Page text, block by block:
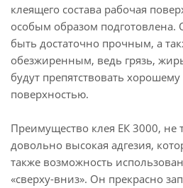
клеящего состава рабочая
особым образом
быть достаточно прочным, а
обезжиренным, ведь грязь,
будут препятствовать
поверхностью.
Преимущество клея ЕК 3000, не
довольно высокая адгезия,
также возможность
«сверху-вниз». Он прекрасно